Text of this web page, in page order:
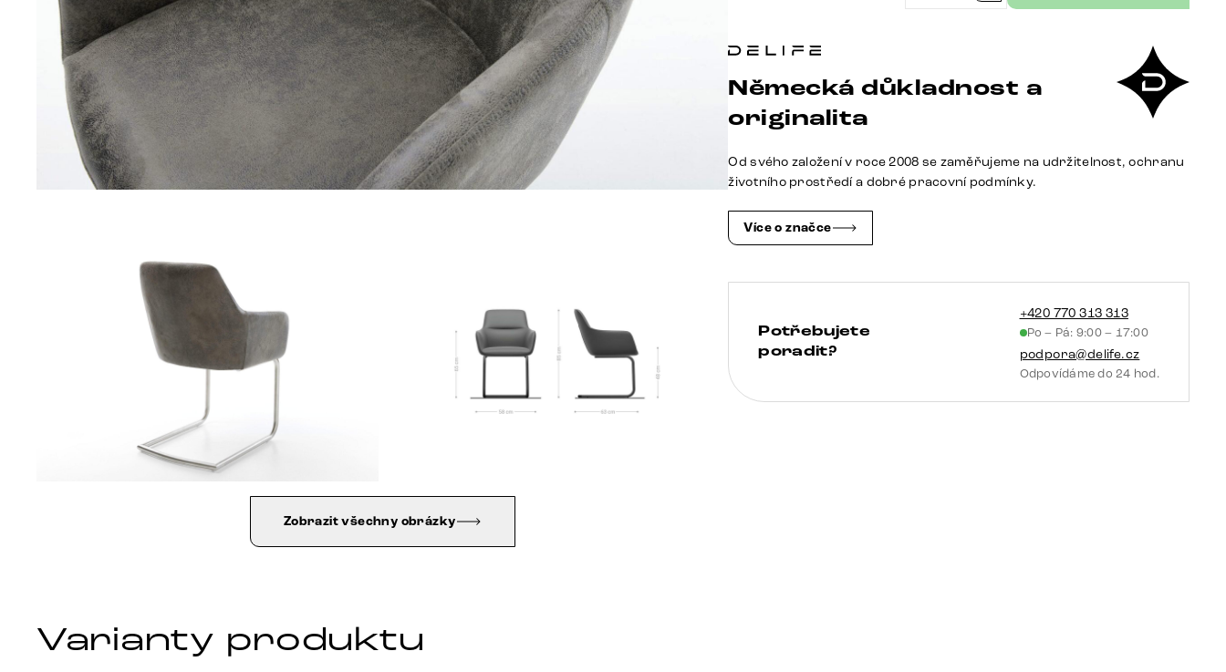
Zobrazit všechny obrázky
mikrovlákno
jídelní
židle
Německá důkladnost a
originalita
Od svého založení v roce 2008 se zaměřujeme na udržitelnost, ochranu
životního prostředí a dobré pracovní podmínky.
Více o značce
Potřebujete
poradit?
+420 770 313 313
Po – Pá: 9:00 – 17:00
podpora@delife.cz
Odpovídáme do 24 hod.
Varianty produktu